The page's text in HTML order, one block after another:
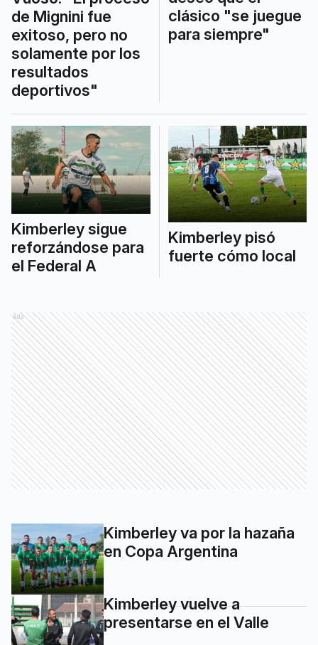
de Mignini fue
exitoso, pero no
solamente por los
resultados
deportivos"
clásico "se juegue
para siempre"
Kimberley sigue
reforzándose para
el Federal A
Kimberley pisó
fuerte cómo local
Ads
Kimberley va por la hazaña
en Copa Argentina
Kimberley vuelve a
presentarse en el Valle